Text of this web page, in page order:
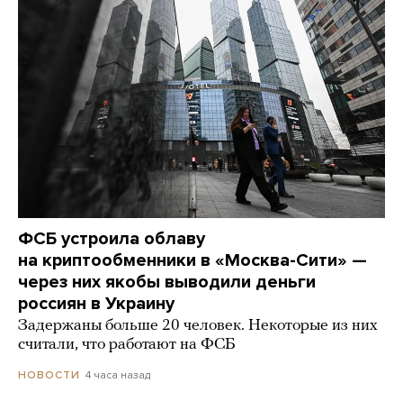
ФСБ устроила облаву
на криптообменники в «Москва-Сити» —
через них якобы выводили деньги
россиян в Украину
Задержаны больше 20 человек. Некоторые из них
считали, что работают на ФСБ
НОВОСТИ 4 часа назад